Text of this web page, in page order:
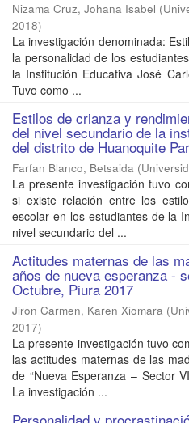
Nizama Cruz, Johana Isabel (
2018)
La investigación denominada:
la personalidad de los
la Institución Educativa José
Tuvo como ...
Estilos de crianza y
del nivel secundario de la
del distrito de Huanoquite
Farfan Blanco, Betsaida (
La presente investigación tuvo
si existe relación entre los
escolar en los estudiantes de la
nivel secundario del ...
Actitudes maternas de las
años de nueva esperanza -
Octubre, Piura 2017
Jiron Carmen, Karen Xiomara (
2017)
La presente investigación tuvo
las actitudes maternas de las
de “Nueva Esperanza – Sector
La investigación ...